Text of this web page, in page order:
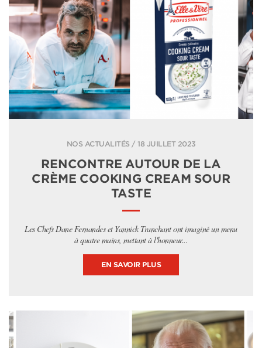
NOS ACTUALITÉS / 18 JUILLET 2023
RENCONTRE AUTOUR DE LA
CRÈME COOKING CREAM SOUR
TASTE
Les Chefs Dane Fernandes et Yannick Tranchant ont imaginé un menu
à quatre mains, mettant à l'honneur...
EN SAVOIR PLUS